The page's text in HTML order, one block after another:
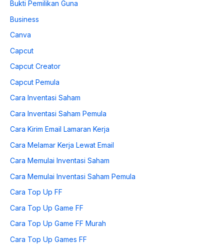
Bukti Pemilikan Guna
Business
Canva
Capcut
Capcut Creator
Capcut Pemula
Cara Inventasi Saham
Cara Inventasi Saham Pemula
Cara Kirim Email Lamaran Kerja
Cara Melamar Kerja Lewat Email
Cara Memulai Inventasi Saham
Cara Memulai Inventasi Saham Pemula
Cara Top Up FF
Cara Top Up Game FF
Cara Top Up Game FF Murah
Cara Top Up Games FF